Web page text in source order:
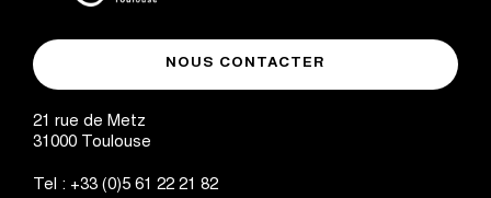
musée
des
de
NOUS CONTACTER
21 rue de Metz
31000 Toulouse
Tel : +33 (0)5 61 22 21 82